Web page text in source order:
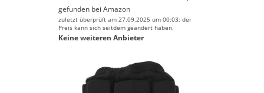
gefunden bei Amazon
zuletzt überprüft am 27.09.2025 um 00:03; der
Preis kann sich seitdem geändert haben.
Keine weiteren Anbieter